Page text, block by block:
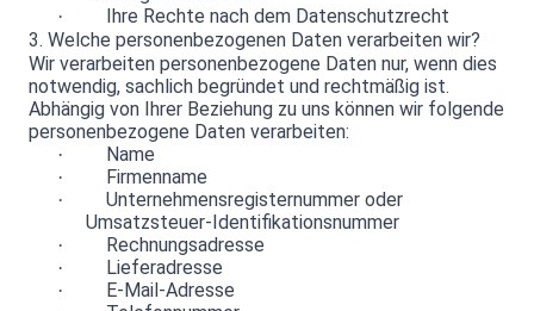
·
Ihre Rechte nach dem Datenschutzrecht
3. Welche personenbezogenen Daten verarbeiten wir?
Wir verarbeiten personenbezogene Daten nur, wenn dies
notwendig, sachlich begründet und rechtmäßig ist.
Abhängig von Ihrer Beziehung zu uns können wir folgende
personenbezogene Daten verarbeiten:
· Name
· Firmenname
·
Unternehmensregisternummer oder
Umsatzsteuer-Identifikationsnummer
· Rechnungsadresse
· Lieferadresse
· E-Mail-Adresse